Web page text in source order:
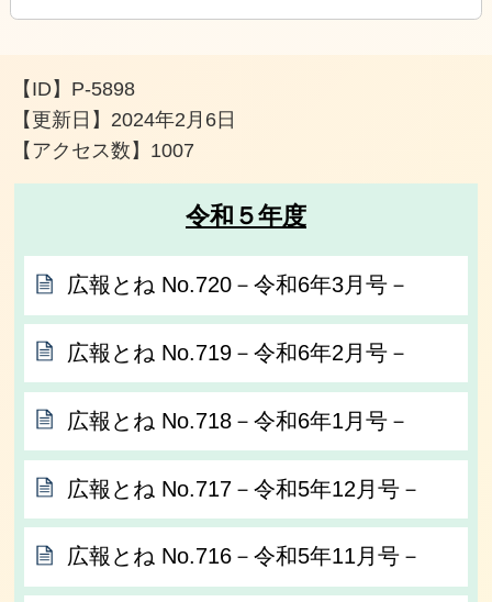
【ID】 P-5898
【更新日】 2024年2月6日
【アクセス数】 1007
令和５年度
広報とね No.720－令和6年3月号－
広報とね No.719－令和6年2月号－
広報とね No.718－令和6年1月号－
広報とね No.717－令和5年12月号－
広報とね No.716－令和5年11月号－